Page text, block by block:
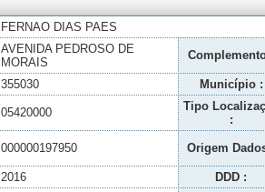
FERNAO DIAS PAES
AVENIDA PEDROSO DE
MORAIS
355030 Município :
05420000
Tipo
:
000000197950 Origem
2016 DDD :